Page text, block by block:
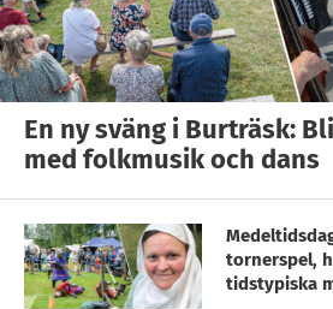
En ny sväng i Burträsk:
med folkmusik och dans
tornerspel,
tidstypiska